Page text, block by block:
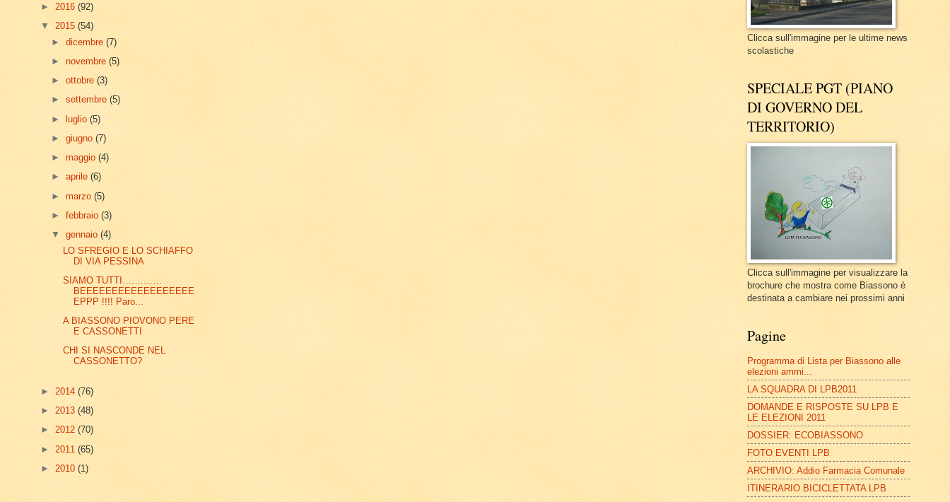
► 2016 (92)
▼ 2015 (54)
►dicembre(7)
►novembre(5)
►ottobre(3)
►settembre(5)
►luglio(5)
►giugno(7)
►maggio(4)
►aprile(6)
►marzo(5)
►febbraio(3)
▼gennaio(4)
LO SFREGIO E LO SCHIAFFO
DI VIA PESSINA
SIAMO TUTTI….………
BEEEEEEEEEEEEEEEEEE
EPPP !!!! Paro...
A BIASSONO PIOVONO PERE
E CASSONETTI
CHI SI NASCONDE NEL
CASSONETTO?
► 2014 (76)
► 2013 (48)
► 2012 (70)
► 2011 (65)
► 2010 (1)
Clicca sull'immagine per le ultime news
scolastiche
SPECIALE PGT (PIANO
DI GOVERNO DEL
TERRITORIO)
Clicca sull'immagine per visualizzare la
brochure che mostra come Biassono è
destinata a cambiare nei prossimi anni
Pagine
Programma di Lista per Biassono alle
elezioni ammi...
LA SQUADRA DI LPB2011
DOMANDE E RISPOSTE SU LPB E
LE ELEZIONI 2011
DOSSIER: ECOBIASSONO
FOTO EVENTI LPB
ARCHIVIO: Addio Farmacia Comunale
ITINERARIO BICICLETTATA LPB